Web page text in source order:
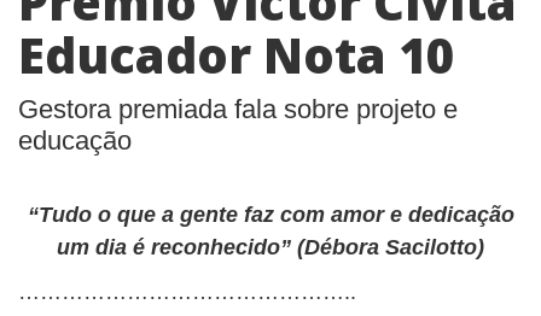
CONTATO
ANUNCIE
Educador Nota 10
Gestora premiada fala sobre projeto e
educação
“Tudo o que a gente faz com amor e dedicação
um dia é reconhecido” (Débora Sacilotto)
………………………………………..